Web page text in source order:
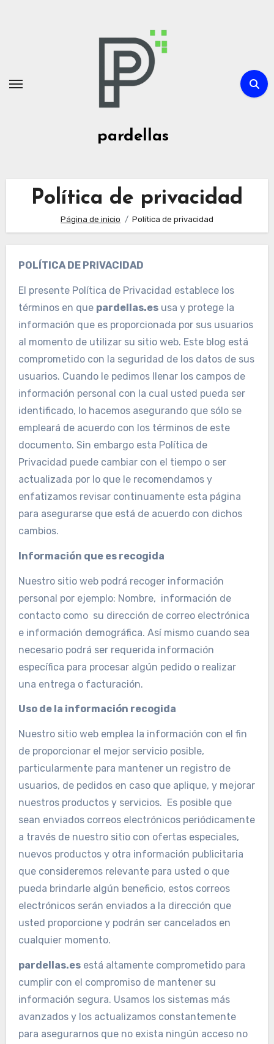
pardellas
Política de privacidad
Página de inicio Política de privacidad
POLÍTICA DE PRIVACIDAD
El presente Política de Privacidad establece los
términos en que pardellas.esusa y protege la
información que es proporcionada por sus usuarios
al momento de utilizar su sitio web. Este blog está
comprometido con la seguridad de los datos de sus
usuarios. Cuando le pedimos llenar los campos de
información personal con la cual usted pueda ser
identificado, lo hacemos asegurando que sólo se
empleará de acuerdo con los términos de este
documento. Sin embargo esta Política de
Privacidad puede cambiar con el tiempo o ser
actualizada por lo que le recomendamos y
enfatizamos revisar continuamente esta página
para asegurarse que está de acuerdo con dichos
cambios.
Información que es recogida
Nuestro sitio web podrá recoger información
personal por ejemplo: Nombre, información de
contacto como su dirección de correo electrónica
e información demográfica. Así mismo cuando sea
necesario podrá ser requerida información
específica para procesar algún pedido o realizar
una entrega o facturación.
Uso de la información recogida
Nuestro sitio web emplea la información con el fin
de proporcionar el mejor servicio posible,
particularmente para mantener un registro de
usuarios, de pedidos en caso que aplique, y mejorar
nuestros productos y servicios. Es posible que
sean enviados correos electrónicos periódicamente
a través de nuestro sitio con ofertas especiales,
nuevos productos y otra información publicitaria
que consideremos relevante para usted o que
pueda brindarle algún beneficio, estos correos
electrónicos serán enviados a la dirección que
usted proporcione y podrán ser cancelados en
cualquier momento.
pardellas.esestá altamente comprometido para
cumplir con el compromiso de mantener su
información segura. Usamos los sistemas más
avanzados y los actualizamos constantemente
para asegurarnos que no exista ningún acceso no